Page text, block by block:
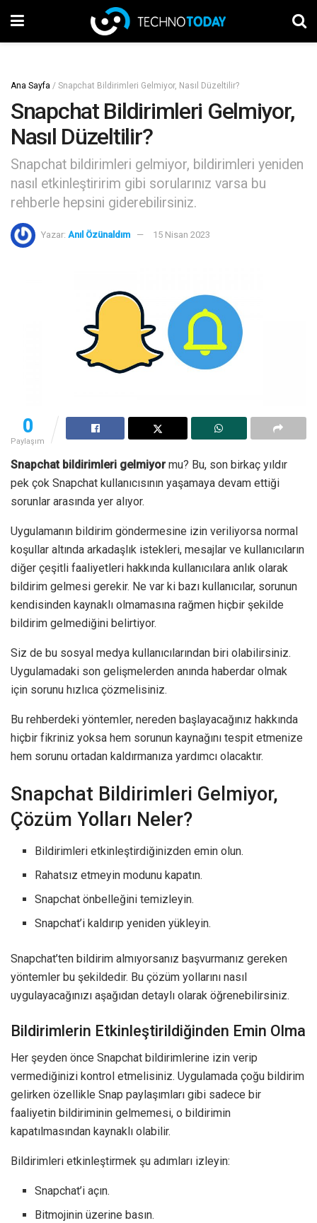
Ana Sayfa / Snapchat Bildirimleri Gelmiyor, Nasıl Düzeltilir?
Snapchat Bildirimleri Gelmiyor,
Nasıl Düzeltilir?
Snapchat bildirimleri gelmiyor, bildirimleri yeniden
nasıl etkinleştiririm gibi sorularınız varsa bu
rehberle hepsini giderebilirsiniz.
Yazar: Anıl Özünaldım 15 Nisan 2023
0
Paylaşım
Snapchat bildirimleri gelmiyormu? Bu, son birkaç yıldır
pek çok Snapchat kullanıcısının yaşamaya devam ettiği
sorunlar arasında yer alıyor.
Uygulamanın bildirim göndermesine izin veriliyorsa normal
koşullar altında arkadaşlık istekleri, mesajlar ve kullanıcıların
diğer çeşitli faaliyetleri hakkında kullanıcılara anlık olarak
bildirim gelmesi gerekir. Ne var ki bazı kullanıcılar, sorunun
kendisinden kaynaklı olmamasına rağmen hiçbir şekilde
bildirim gelmediğini belirtiyor.
Siz de bu sosyal medya kullanıcılarından biri olabilirsiniz.
Uygulamadaki son gelişmelerden anında haberdar olmak
için sorunu hızlıca çözmelisiniz.
Bu rehberdeki yöntemler, nereden başlayacağınız hakkında
hiçbir fikriniz yoksa hem sorunun kaynağını tespit etmenize
hem sorunu ortadan kaldırmanıza yardımcı olacaktır.
Snapchat Bildirimleri Gelmiyor,
Çözüm Yolları Neler?
Bildirimleri etkinleştirdiğinizden emin olun.
Rahatsız etmeyin modunu kapatın.
Snapchat önbelleğini temizleyin.
Snapchat’i kaldırıp yeniden yükleyin.
Snapchat’ten bildirim almıyorsanız başvurmanız gereken
yöntemler bu şekildedir. Bu çözüm yollarını nasıl
uygulayacağınızı aşağıdan detaylı olarak öğrenebilirsiniz.
Bildirimlerin Etkinleştirildiğinden Emin Olma
Her şeyden önce Snapchat bildirimlerine izin verip
vermediğinizi kontrol etmelisiniz. Uygulamada çoğu bildirim
gelirken özellikle Snap paylaşımları gibi sadece bir
faaliyetin bildiriminin gelmemesi, o bildirimin
kapatılmasından kaynaklı olabilir.
Bildirimleri etkinleştirmek şu adımları izleyin:
Snapchat’i açın.
Bitmojinin üzerine basın.